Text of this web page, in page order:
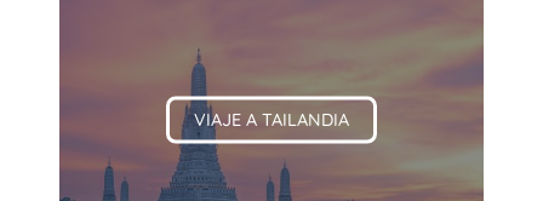
VIAJE A TAILANDIA